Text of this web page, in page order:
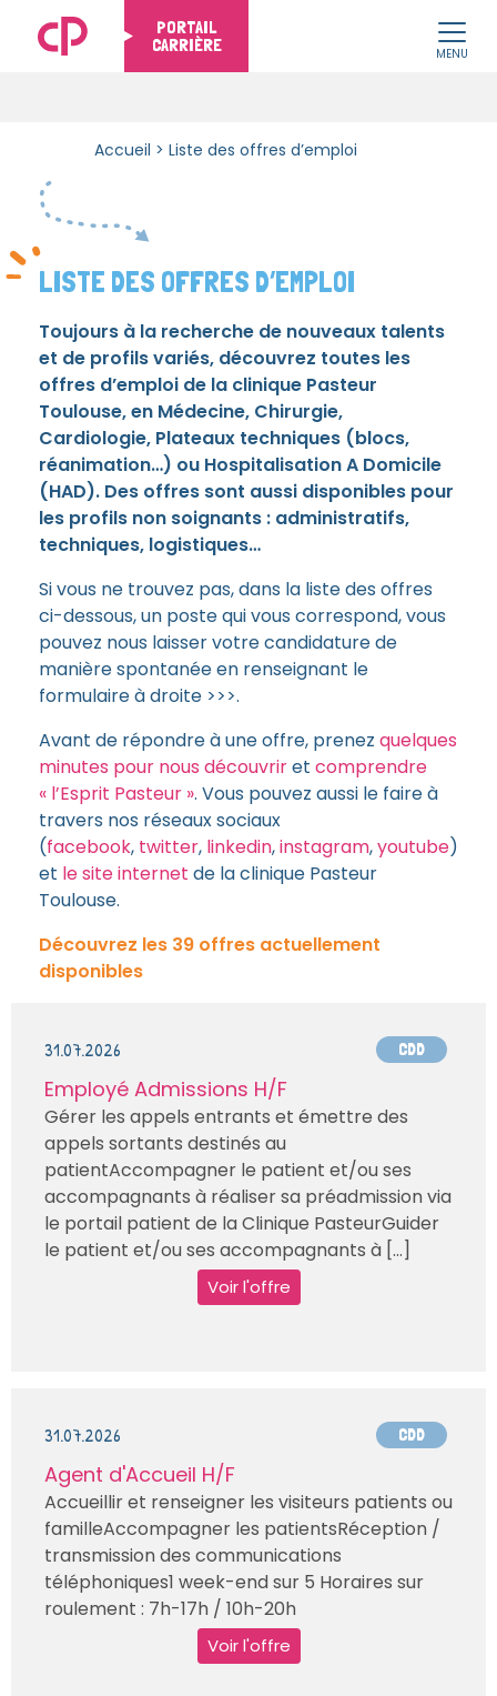
PORTAIL
CARRIÈRE
MENU
Accueil > Liste des offres d’emploi
LISTE DES OFFRES D’EMPLOI
Toujours à la recherche de nouveaux talents
et de profils variés, découvrez toutes les
offres d’emploi de la clinique Pasteur
Toulouse, en Médecine, Chirurgie,
Cardiologie, Plateaux techniques (blocs,
réanimation…) ou Hospitalisation A Domicile
(HAD). Des offres sont aussi disponibles pour
les profils non soignants : administratifs,
techniques, logistiques…
Si vous ne trouvez pas, dans la liste des offres
ci-dessous, un poste qui vous correspond, vous
pouvez nous laisser votre candidature de
manière spontanée en renseignant le
formulaire à droite >>>.
Avant de répondre à une offre, prenez quelques
minutes pour nous découvriret comprendre
« l’Esprit Pasteur ». Vous pouvez aussi le faire à
travers nos réseaux sociaux
(facebook, twitter, linkedin,instagram,youtube)
et le site internet de la clinique Pasteur
Toulouse.
Découvrez les 39 offres actuellement
disponibles
31.07.2026 CDD
Employé Admissions H/F
Gérer les appels entrants et émettre des
appels sortants destinés au
patientAccompagner le patient et/ou ses
accompagnants à réaliser sa préadmission via
le portail patient de la Clinique PasteurGuider
le patient et/ou ses accompagnants à [...]
Voir l'offre
31.07.2026 CDD
Agent d'Accueil H/F
Accueillir et renseigner les visiteurs patients ou
familleAccompagner les patientsRéception /
transmission des communications
téléphoniques1 week-end sur 5 Horaires sur
roulement : 7h-17h / 10h-20h
Voir l'offre